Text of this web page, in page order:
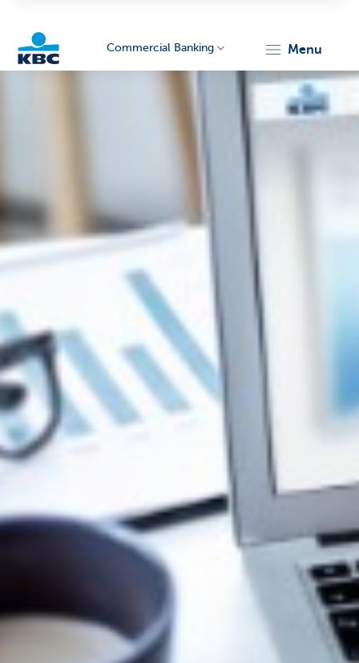
Commercial Banking menu